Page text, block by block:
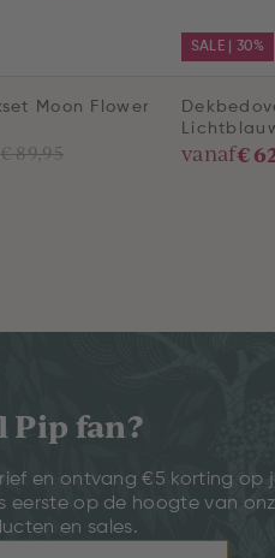
Moon Flower
€ 89,95
SALE | 30%
vanaf€
Pip fan?
en ontvang €5 korting op
eerste op de hoogte van
en sales.